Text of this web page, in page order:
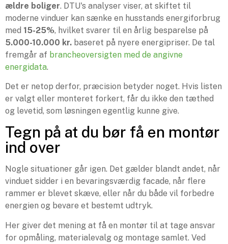
ældre boliger. DTU's analyser viser, at skiftet til
moderne vinduer kan sænke en husstands energiforbrug
med 15-25%, hvilket svarer til en årlig besparelse på
5.000-10.000 kr. baseret på nyere energipriser. De tal
fremgår af brancheoversigten med de angivne
energidata.
Det er netop derfor, præcision betyder noget. Hvis listen
er valgt eller monteret forkert, får du ikke den tæthed
og levetid, som løsningen egentlig kunne give.
Tegn på at du bør få en montør
ind over
Nogle situationer går igen. Det gælder blandt andet, når
vinduet sidder i en bevaringsværdig facade, når flere
rammer er blevet skæve, eller når du både vil forbedre
energien og bevare et bestemt udtryk.
Her giver det mening at få en montør til at tage ansvar
for opmåling, materialevalg og montage samlet. Ved